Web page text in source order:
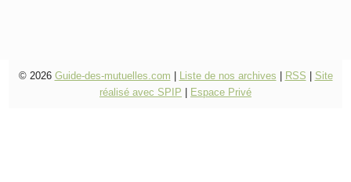
© 2026 Guide-des-mutuelles.com Liste de nos archives RSS
Site
réalisé avec SPIP
Espace Privé